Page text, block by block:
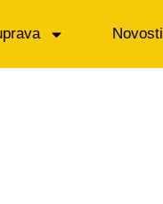
Novosti